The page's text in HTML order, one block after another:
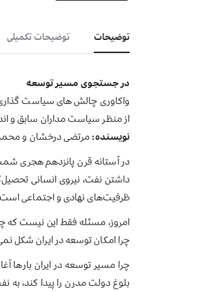
توضیحات توضیحات تکمیلی
در جستجوی مسیر توسعه
واکاوری چالش های سیاست گذاری
از منظر سیاست مداران سابق و
نویسنده:مرتضی درخشان و
در آستانه قرن پانزدهم هجری
داشتن نفت، نیروی انسانی
ظرفیت‌های نهادی و اجتماعی
امروز، مسئله فقط این نیست که
چرا امکان توسعه در ایران شکل
چرا مسیر توسعه در ایران
بلوغ دولت مدرن را پیدا کند، به